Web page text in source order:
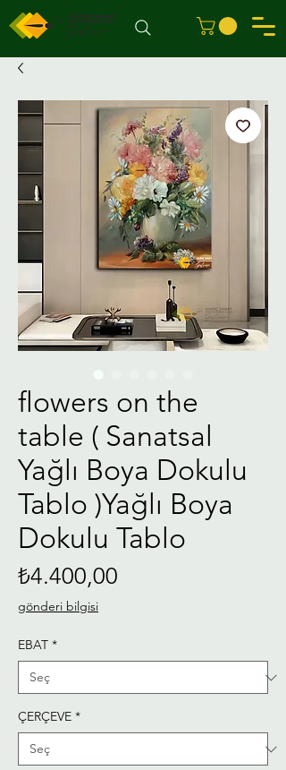
flowers on the
table ( Sanatsal
Yağlı Boya Dokulu
Tablo )Yağlı Boya
Dokulu Tablo
₺4.400,00
gönderi bilgisi
EBAT *
ÇERÇEVE *